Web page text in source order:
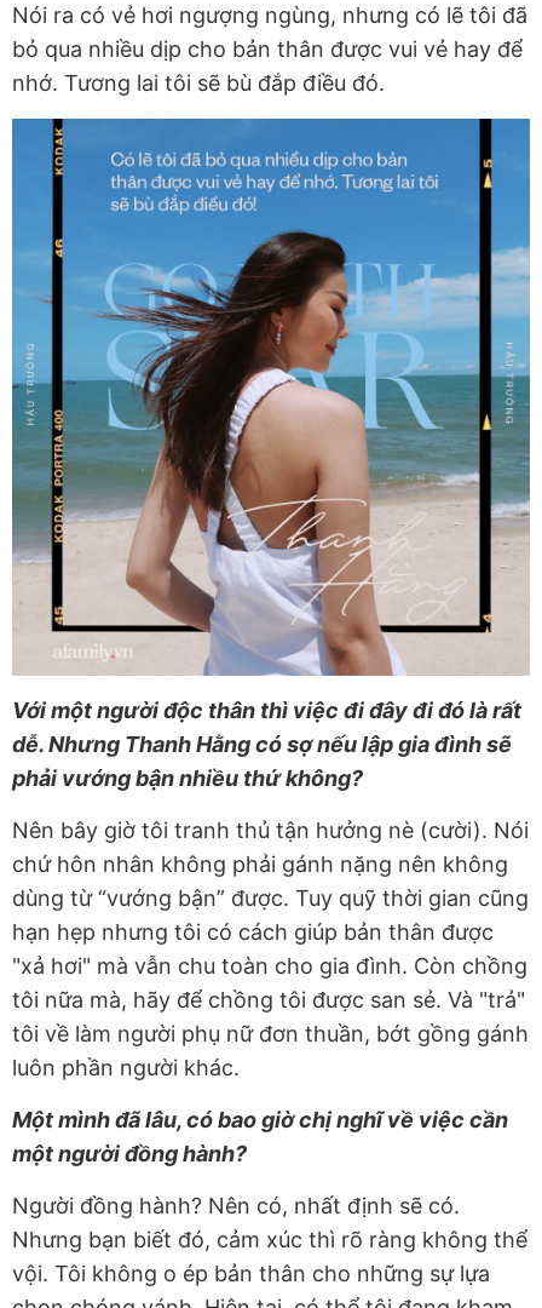
Nói ra có vẻ hơi ngượng ngùng, nhưng có lẽ tôi đã
bỏ qua nhiều dịp cho bản thân được vui vẻ hay để
nhớ. Tương lai tôi sẽ bù đắp điều đó.
Với một người độc thân thì việc đi đây đi đó là rất
dễ. Nhưng Thanh Hằng có sợ nếu lập gia đình sẽ
phải vướng bận nhiều thứ không?
Nên bây giờ tôi tranh thủ tận hưởng nè (cười). Nói
chứ hôn nhân không phải gánh nặng nên không
dùng từ “vướng bận” được. Tuy quỹ thời gian cũng
hạn hẹp nhưng tôi có cách giúp bản thân được
"xả hơi" mà vẫn chu toàn cho gia đình. Còn chồng
tôi nữa mà, hãy để chồng tôi được san sẻ. Và "trả"
tôi về làm người phụ nữ đơn thuần, bớt gồng gánh
luôn phần người khác.
Một mình đã lâu, có bao giờ chị nghĩ về việc cần
một người đồng hành?
Người đồng hành? Nên có, nhất định sẽ có.
Nhưng bạn biết đó, cảm xúc thì rõ ràng không thể
vội. Tôi không o ép bản thân cho những sự lựa